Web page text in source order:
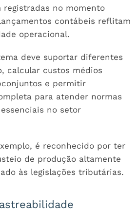
registradas no momento
contábeis reflitam
operacional.
deve suportar diferentes
calcular custos médios
e permitir
para atender normas
essenciais no setor
é reconhecido por ter
de produção altamente
às legislações tributárias.